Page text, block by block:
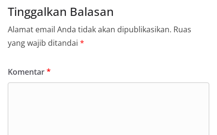
Tinggalkan Balasan
Alamat email Anda tidak akan dipublikasikan. Ruas
yang wajib ditandai *
Komentar*